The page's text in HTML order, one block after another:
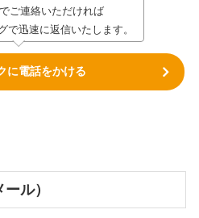
ご連絡いただければ
で迅速に返信いたします。
に電話をかける
ル）